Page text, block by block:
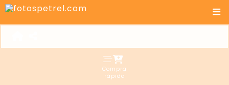
Compra
rápida